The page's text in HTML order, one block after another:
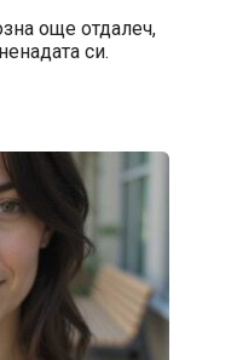
още отдалеч,
си.